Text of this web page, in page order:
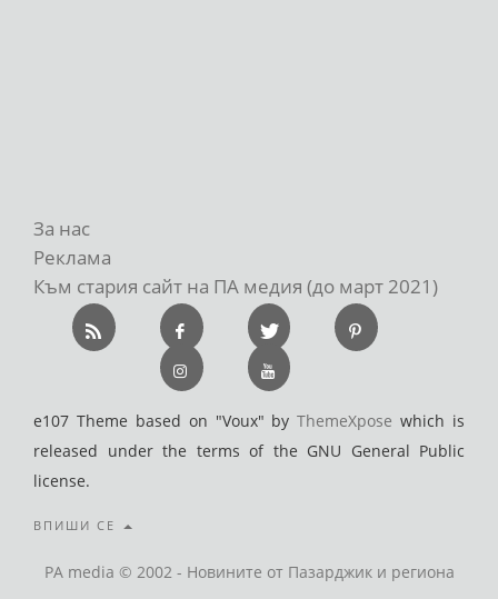
За нас
Реклама
Към стария сайт на ПА медия (до март 2021)
e107 Theme based on "Voux" byThemeXpose which is
released under the terms of the GNU General Public
license.
ВПИШИ СЕ
PA media © 2002 - Новините от Пазарджик и региона